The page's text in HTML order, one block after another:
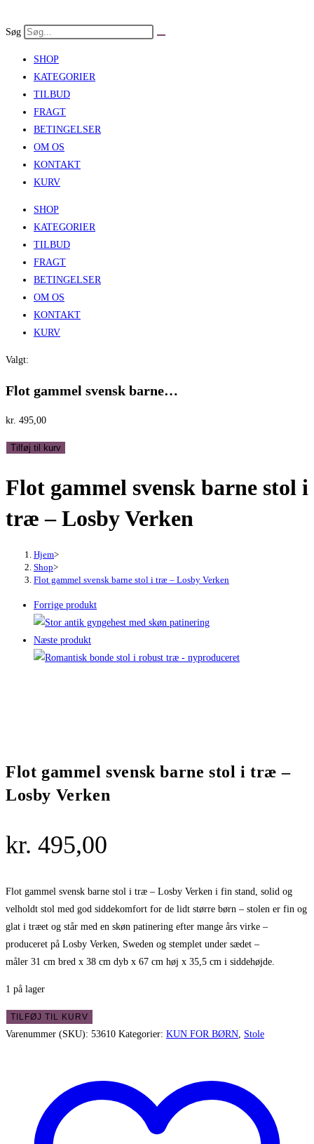
to
Søg
SHOP
KATEGORIER
TILBUD
FRAGT
BETINGELSER
OM OS
KONTAKT
KURV
SHOP
KATEGORIER
TILBUD
FRAGT
BETINGELSER
OM OS
KONTAKT
KURV
Valgt:
Flot gammel svensk barne…
kr. 495,00
Flot
svensk
stol
Verken
Tilføj til kurv
Flot gammel svensk barne stol i
træ – Losby Verken
Hjem>
Shop>
Flot gammel svensk barne stol i træ – Losby Verken
Forrige produkt
Næste produkt
Flot gammel svensk barne stol i træ –
Losby Verken
kr. 495,00
Flot gammel svensk barne stol i træ – Losby Verken i fin stand, solid og
velholdt stol med god siddekomfort for de lidt større børn – stolen er fin og
glat i træet og står med en skøn patinering efter mange års virke –
produceret på Losby Verken, Sweden og stemplet under sædet –
måler 31 cm bred x 38 cm dyb x 67 cm høj x 35,5 cm i siddehøjde.
1 på lager
Flot
gammel
TILFØJ TIL KURV
Varenummer (SKU): 53610 Kategorier: KUN FOR BØRN Stole